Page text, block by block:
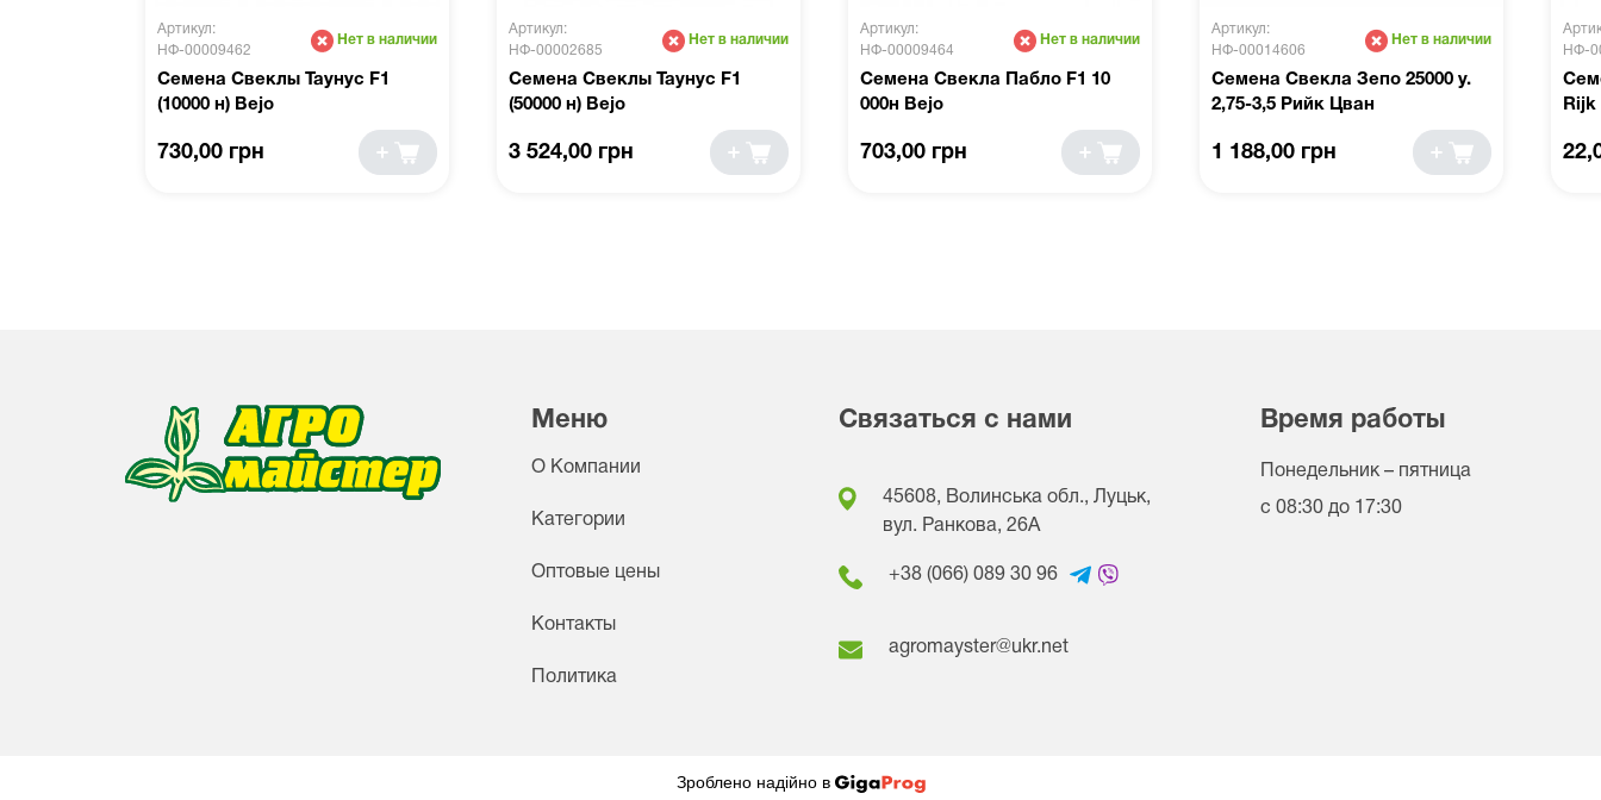
Артикул:
НФ-00009462
Нет в наличии
Семена Свеклы Таунус F1
(10000 н) Bejo
730,00 грн
Артикул:
НФ-00002685
Нет в наличии
Семена Свеклы Таунус F1
(50000 н) Bejo
3 524,00 грн
Артикул:
НФ-00009464
Нет в наличии
Семена Свекла Пабло F1 10
000н Bejo
703,00 грн
Артикул:
НФ-00014606
Нет в наличии
Семена Свекла Зепо 25000 у.
2,75-3,5 Рийк Цван
1 188,00 грн
НФ-
Rijk
Меню
О Компании
Категории
Оптовые цены
Контакты
Политика
Связаться с нами
45608, Волинська обл., Луцьк,
вул. Ранкова, 26A
+38 (066) 089 30 96
agromayster@ukr.net
Время работы
Понедельник – пятница
с 08:30 до 17:30
Зроблено надійно в